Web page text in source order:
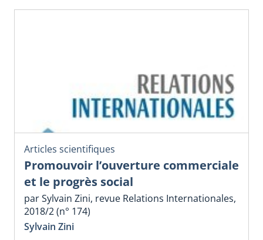
Articles scientifiques
Promouvoir l’ouverture commerciale
et le progrès social
par Sylvain Zini, revue Relations Internationales,
2018/2 (n° 174)
Sylvain Zini